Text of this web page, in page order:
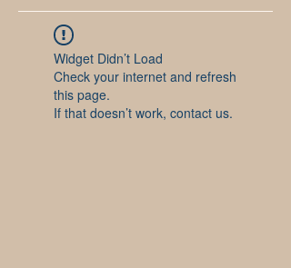
Widget Didn’t Load
Check your internet and refresh
this page.
If that doesn’t work, contact us.